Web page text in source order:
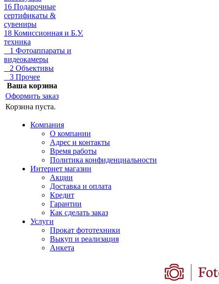
16 Подарочные
сертификаты &
сувениры
18 Комиссионная и Б.У.
техника
1 Фотоаппараты и
видеокамеры
2 Объективы
3 Прочее
Ваша корзина
Оформить заказ
Корзина пуста.
Компания
О компании
Адрес и контакты
Время работы
Политика конфиденциальности
Интернет магазин
Акции
Доставка и оплата
Кредит
Гарантии
Как сделать заказ
Услуги
Прокат фототехники
Выкуп и реализация
Анкета